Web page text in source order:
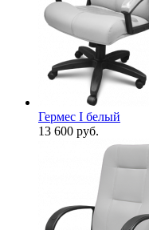
Гермес I белый
13 600 руб.